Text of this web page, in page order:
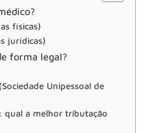
físicas)
jurídicas)
forma legal?
Unipessoal de
qual a melhor tributação